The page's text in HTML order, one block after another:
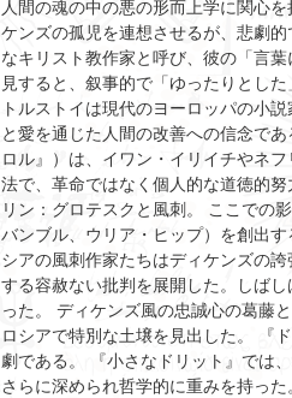
人間の魂の中の悪の形而上学に関心
ケンズの孤児を連想させるが、悲劇
なキリスト教作家と呼び、彼の「言
見すると、叙事的で「ゆったりとし
トルストイは現代のヨーロッパの小
と愛を通じた人間の改善への信念で
ロル』）は、イワン・イリイチやネ
法で、革命ではなく個人的な道徳的
リン：グロテスクと風刺。 ここでの
バンブル、ウリア・ヒップ）を創出
シアの風刺作家たちはディケンズの
する容赦ない批判を展開した。しば
った。 ディケンズ風の忠誠心の葛藤
ロシアで特別な土壌を見出した。 『
劇である。 『小さなドリット』では
さらに深められ哲学的に重みを持っ